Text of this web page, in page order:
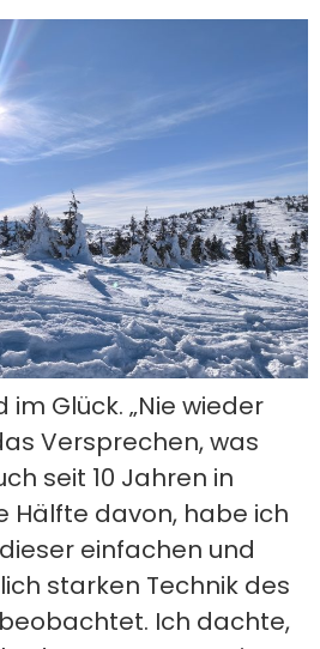
im Glück. „Nie wieder
Versprechen, was
seit 10 Jahren in
Hälfte davon, habe ich
einfachen und
starken Technik des
Ich dachte,